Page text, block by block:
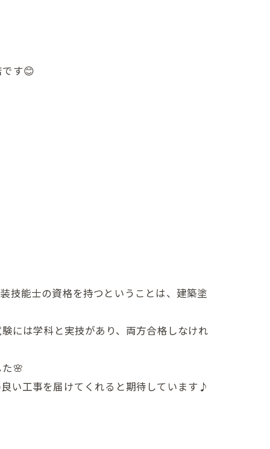
す😊
技能士の資格を持つということは、建築塗
には学科と実技があり、両方合格しなけれ
🌸
い工事を届けてくれると期待しています♪